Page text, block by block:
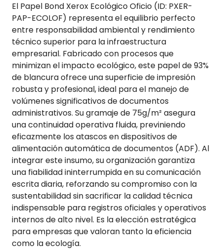
El Papel Bond Xerox Ecológico Oficio (ID: PXER-
PAP-ECOLOF) representa el equilibrio perfecto
entre responsabilidad ambiental y rendimiento
técnico superior para la infraestructura
empresarial. Fabricado con procesos que
minimizan el impacto ecológico, este papel de 93%
de blancura ofrece una superficie de impresión
robusta y profesional, ideal para el manejo de
volúmenes significativos de documentos
administrativos. Su gramaje de 75g/m² asegura
una continuidad operativa fluida, previniendo
eficazmente los atascos en dispositivos de
alimentación automática de documentos (ADF). Al
integrar este insumo, su organización garantiza
una fiabilidad ininterrumpida en su comunicación
escrita diaria, reforzando su compromiso con la
sustentabilidad sin sacrificar la calidad técnica
indispensable para registros oficiales y operativos
internos de alto nivel. Es la elección estratégica
para empresas que valoran tanto la eficiencia
como la ecología.